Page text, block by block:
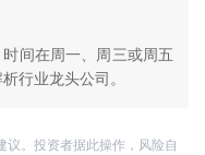
间在周一、周三或周五
行业龙头公司。
议。投资者据此操作，风险自